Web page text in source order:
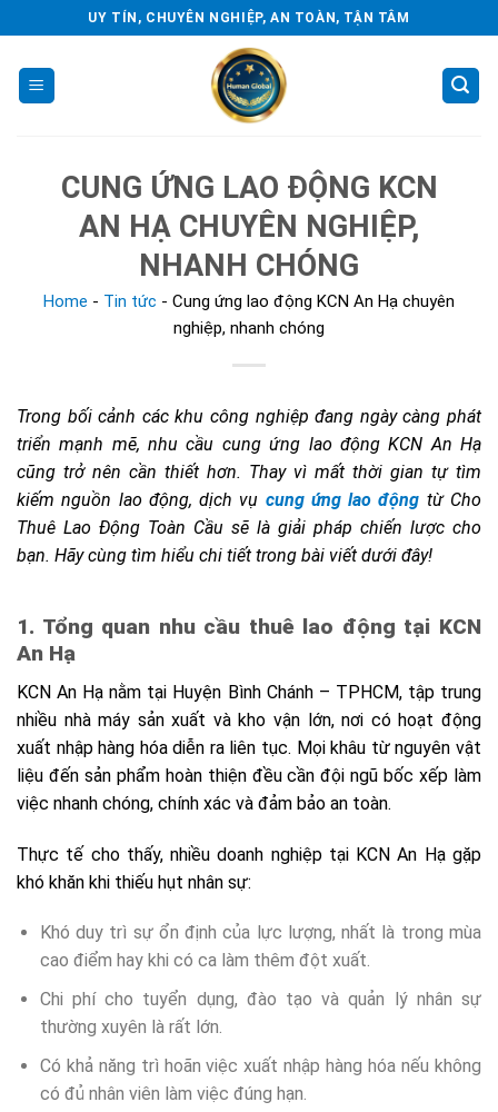
to
content
UY TÍN, CHUYÊN NGHIỆP, AN TOÀN, TẬN TÂM
CUNG ỨNG LAO ĐỘNG KCN
AN HẠ CHUYÊN NGHIỆP,
NHANH CHÓNG
Home - Tin tức - Cung ứng lao động KCN An Hạ chuyên
nghiệp, nhanh chóng
Trong bối cảnh các khu công nghiệp đang ngày càng phát
triển mạnh mẽ, nhu cầu cung ứng lao động KCN An Hạ
cũng trở nên cần thiết hơn. Thay vì mất thời gian tự tìm
kiếm nguồn lao động, dịch vụ cung ứng lao động từ Cho
Thuê Lao Động Toàn Cầu sẽ là giải pháp chiến lược cho
bạn. Hãy cùng tìm hiểu chi tiết trong bài viết dưới đây!
1. Tổng quan nhu cầu thuê lao động tại KCN
An Hạ
KCN An Hạ nằm tại Huyện Bình Chánh – TPHCM, tập trung
nhiều nhà máy sản xuất và kho vận lớn, nơi có hoạt động
xuất nhập hàng hóa diễn ra liên tục. Mọi khâu từ nguyên vật
liệu đến sản phẩm hoàn thiện đều cần đội ngũ bốc xếp làm
việc nhanh chóng, chính xác và đảm bảo an toàn.
Thực tế cho thấy, nhiều doanh nghiệp tại KCN An Hạ gặp
khó khăn khi thiếu hụt nhân sự:
Khó duy trì sự ổn định của lực lượng, nhất là trong mùa
cao điểm hay khi có ca làm thêm đột xuất.
Chi phí cho tuyển dụng, đào tạo và quản lý nhân sự
thường xuyên là rất lớn.
Có khả năng trì hoãn việc xuất nhập hàng hóa nếu không
có đủ nhân viên làm việc đúng hạn.